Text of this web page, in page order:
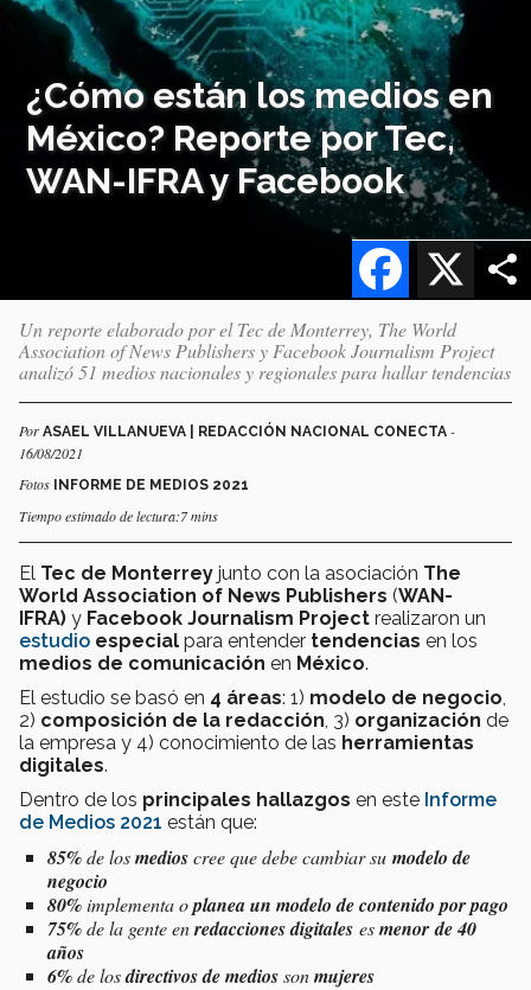
¿Cómo están los medios en
México? Reporte por Tec,
WAN-IFRA y Facebook
X
Facebook
Un reporte elaborado por el Tec de Monterrey, The World
Association of News Publishers y Facebook Journalism Project
analizó 51 medios nacionales y regionales para hallar tendencias
Por ASAEL VILLANUEVA | REDACCIÓN NACIONAL CONECTA -
16/08/2021
Fotos INFORME DE MEDIOS 2021
Tiempo estimado de lectura:7 mins
El Tec de Monterrey junto con la asociación The
World Association of News Publishers (WAN-
IFRA) y Facebook Journalism Project realizaron un
estudio especial para entender tendencias en los
medios de comunicación en México.
El estudio se basó en 4 áreas: 1) modelo de negocio
2) composición de la redacción , 3) organización de
la empresa y 4) conocimiento de las herramientas
digitales.
Dentro de los principales hallazgos en este Informe
de Medios 2021 están que:
85%de losmedioscree que debe cambiar su modelo de
negocio
80%implementa oplanea un modelo de contenido por pago
75%de la gente enredacciones digitales esmenor de 40
años
6%de losdirectivos de mediossonmujeres